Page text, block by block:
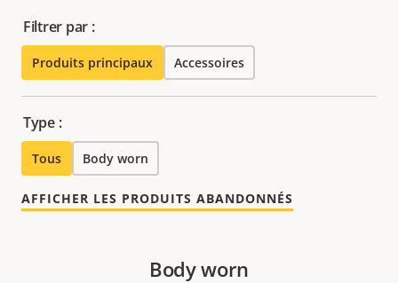
Filtrer par :
Produits principaux Accessoires
Type :
Tous Body worn
AFFICHER LES PRODUITS ABANDONNÉS
Body worn